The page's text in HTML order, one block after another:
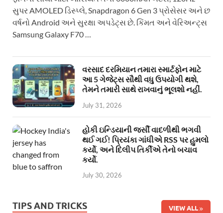
સુપર AMOLED ડિસ્પ્લે, Snapdragon 6 Gen 3 પ્રોસેસર અને છ
વર્ષનો Android અને સુરક્ષા અપડેટ્સ છે. કિંમત અને વેરિઅન્ટ્સ
Samsung Galaxy F70 …
વરસાદ દરમિયાન તમારા સ્માર્ટફોન માટે
આ 5 ગેજેટ્સ સૌથી વધુ ઉપયોગી થશે,
તેમને તમારી સાથે રાખવાનું ભૂલશો નહીં.
July 31, 2026
હોકી ઇન્ડિયાની જર્સી વાદળીથી ભગવી
થઈ ગઈ! પ્રિયંકા ગાંધીએ RSS પર હુમલો
કર્યો, અને દિલીપ તિર્કીએ તેનો બચાવ
કર્યો.
July 30, 2026
TIPS AND TRICKS VIEW ALL